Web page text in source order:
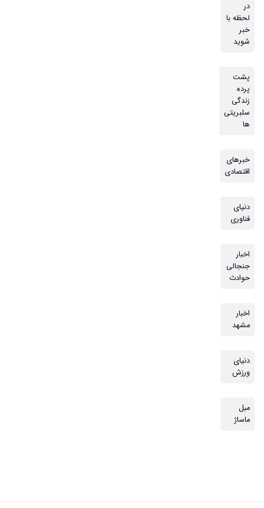
در
لحظه با
خبر
شوید
پشت
پرده
زندگی
سلبریتی
ها
خبرهای
اقتصادی
دنیای
فناوری
اخبار
جنجالی
حوادث
اخبار
مشهد
دنیای
ورزش
مبل
ماساژ